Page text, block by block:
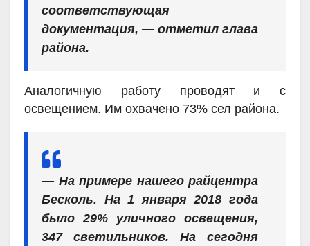
соответствующая
документация, — отметил глава
района.
Аналогичную работу проводят и с
освещением. Им охвачено 73% сел района.
— На примере нашего райцентра
Бесколь. На 1 января 2018 года
было 29% уличного освещения,
347 светильников. На сегодня